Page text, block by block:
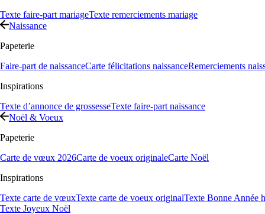
Texte faire-part mariageTexte remerciements mariage
Naissance
Papeterie
Faire-part de naissanceCarte félicitations naissanceRemerciements
Inspirations
Texte d’annonce de grossesseTexte faire-part naissance
Noël & Voeux
Papeterie
Carte de vœux 2026Carte de voeux originaleCarte Noël
Inspirations
Texte carte de vœuxTexte carte de voeux originalTexte Bonne Année
Texte Joyeux Noël